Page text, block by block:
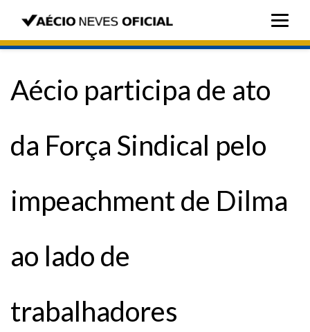
Aécio participa de ato
da Força Sindical pelo
impeachment de Dilma
ao lado de
trabalhadores